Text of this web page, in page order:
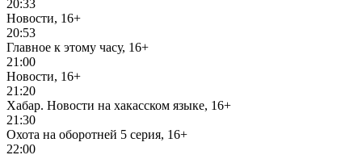
20:33
Новости, 16+
20:53
Главное к этому часу, 16+
21:00
Новости, 16+
21:20
Хабар. Новости на хакасском языке, 16+
21:30
Охота на оборотней 5 серия, 16+
22:00